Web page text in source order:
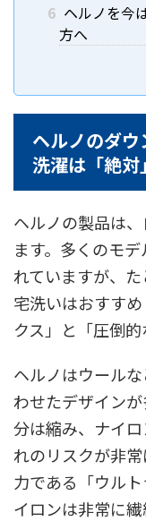
6 ヘルノを今
方へ
ヘルノのダ
洗濯は「絶対
ヘルノの製品は
ます。多くのモ
れていますが、
宅洗いはおすす
クス」と「圧倒的
ヘルノはウール
わせたデザイン
分は縮み、ナイ
れのリスクが非
力である「ウル
イロンは非常に